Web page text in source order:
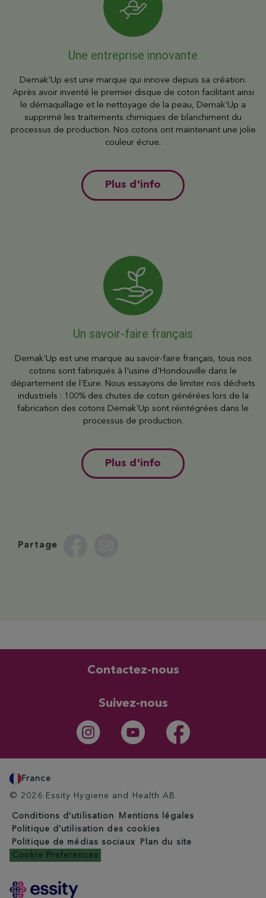
Une entreprise innovante
Demak'Up est une marque qui innove depuis sa création.
Après avoir inventé le premier disque de coton facilitant ainsi
le démaquillage et le nettoyage de la peau, Demak'Up a
supprimé les traitements chimiques de blanchiment du
processus de production. Nos cotons ont maintenant une jolie
couleur écrue.
Plus d'info
Un savoir-faire français
Demak'Up est une marque au savoir-faire français, tous nos
cotons sont fabriqués à l'usine d'Hondouville dans le
département de l'Eure. Nous essayons de limiter nos déchets
industriels : 100% des chutes de coton générées lors de la
fabrication des cotons Demak'Up sont réintégrées dans le
processus de production.
Plus d'info
Partage
Contactez-nous
Suivez-nous
France
© 2026 Essity Hygiene and Health AB
Conditions d’utilisation
Mentions légales
Politique d'utilisation des cookies
Politique de médias sociaux
Plan du site
Cookie Preferences